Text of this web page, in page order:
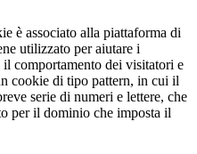
è associato alla piattaforma di
utilizzato per aiutare i
comportamento dei visitatori e
cookie di tipo pattern, in cui il
serie di numeri e lettere, che
per il dominio che imposta il